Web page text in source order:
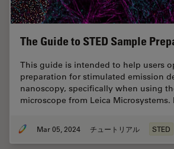
The Guide to STED Sample
This guide is intended to help users
preparation for stimulated emission
nanoscopy, specifically when using
microscope from Leica
Mar 05, 2024 チュートリアル STED